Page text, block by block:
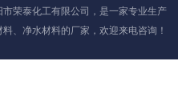
荣泰化工有限公司，是一家专业生产
、净水材料的厂家，欢迎来电咨询！